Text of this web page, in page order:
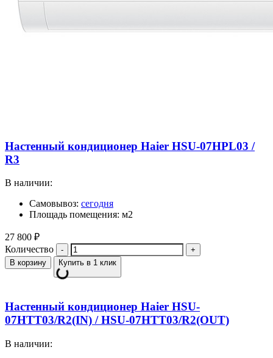
Настенный кондиционер Haier HSU-07HPL03 /
R3
В наличии:
Самовывоз: сегодня
Площадь помещения: м2
27 800 ₽
Количество
В корзину Купить в 1 клик
Настенный кондиционер Haier HSU-
07HTT03/R2(IN) / HSU-07HTT03/R2(OUT)
В наличии: